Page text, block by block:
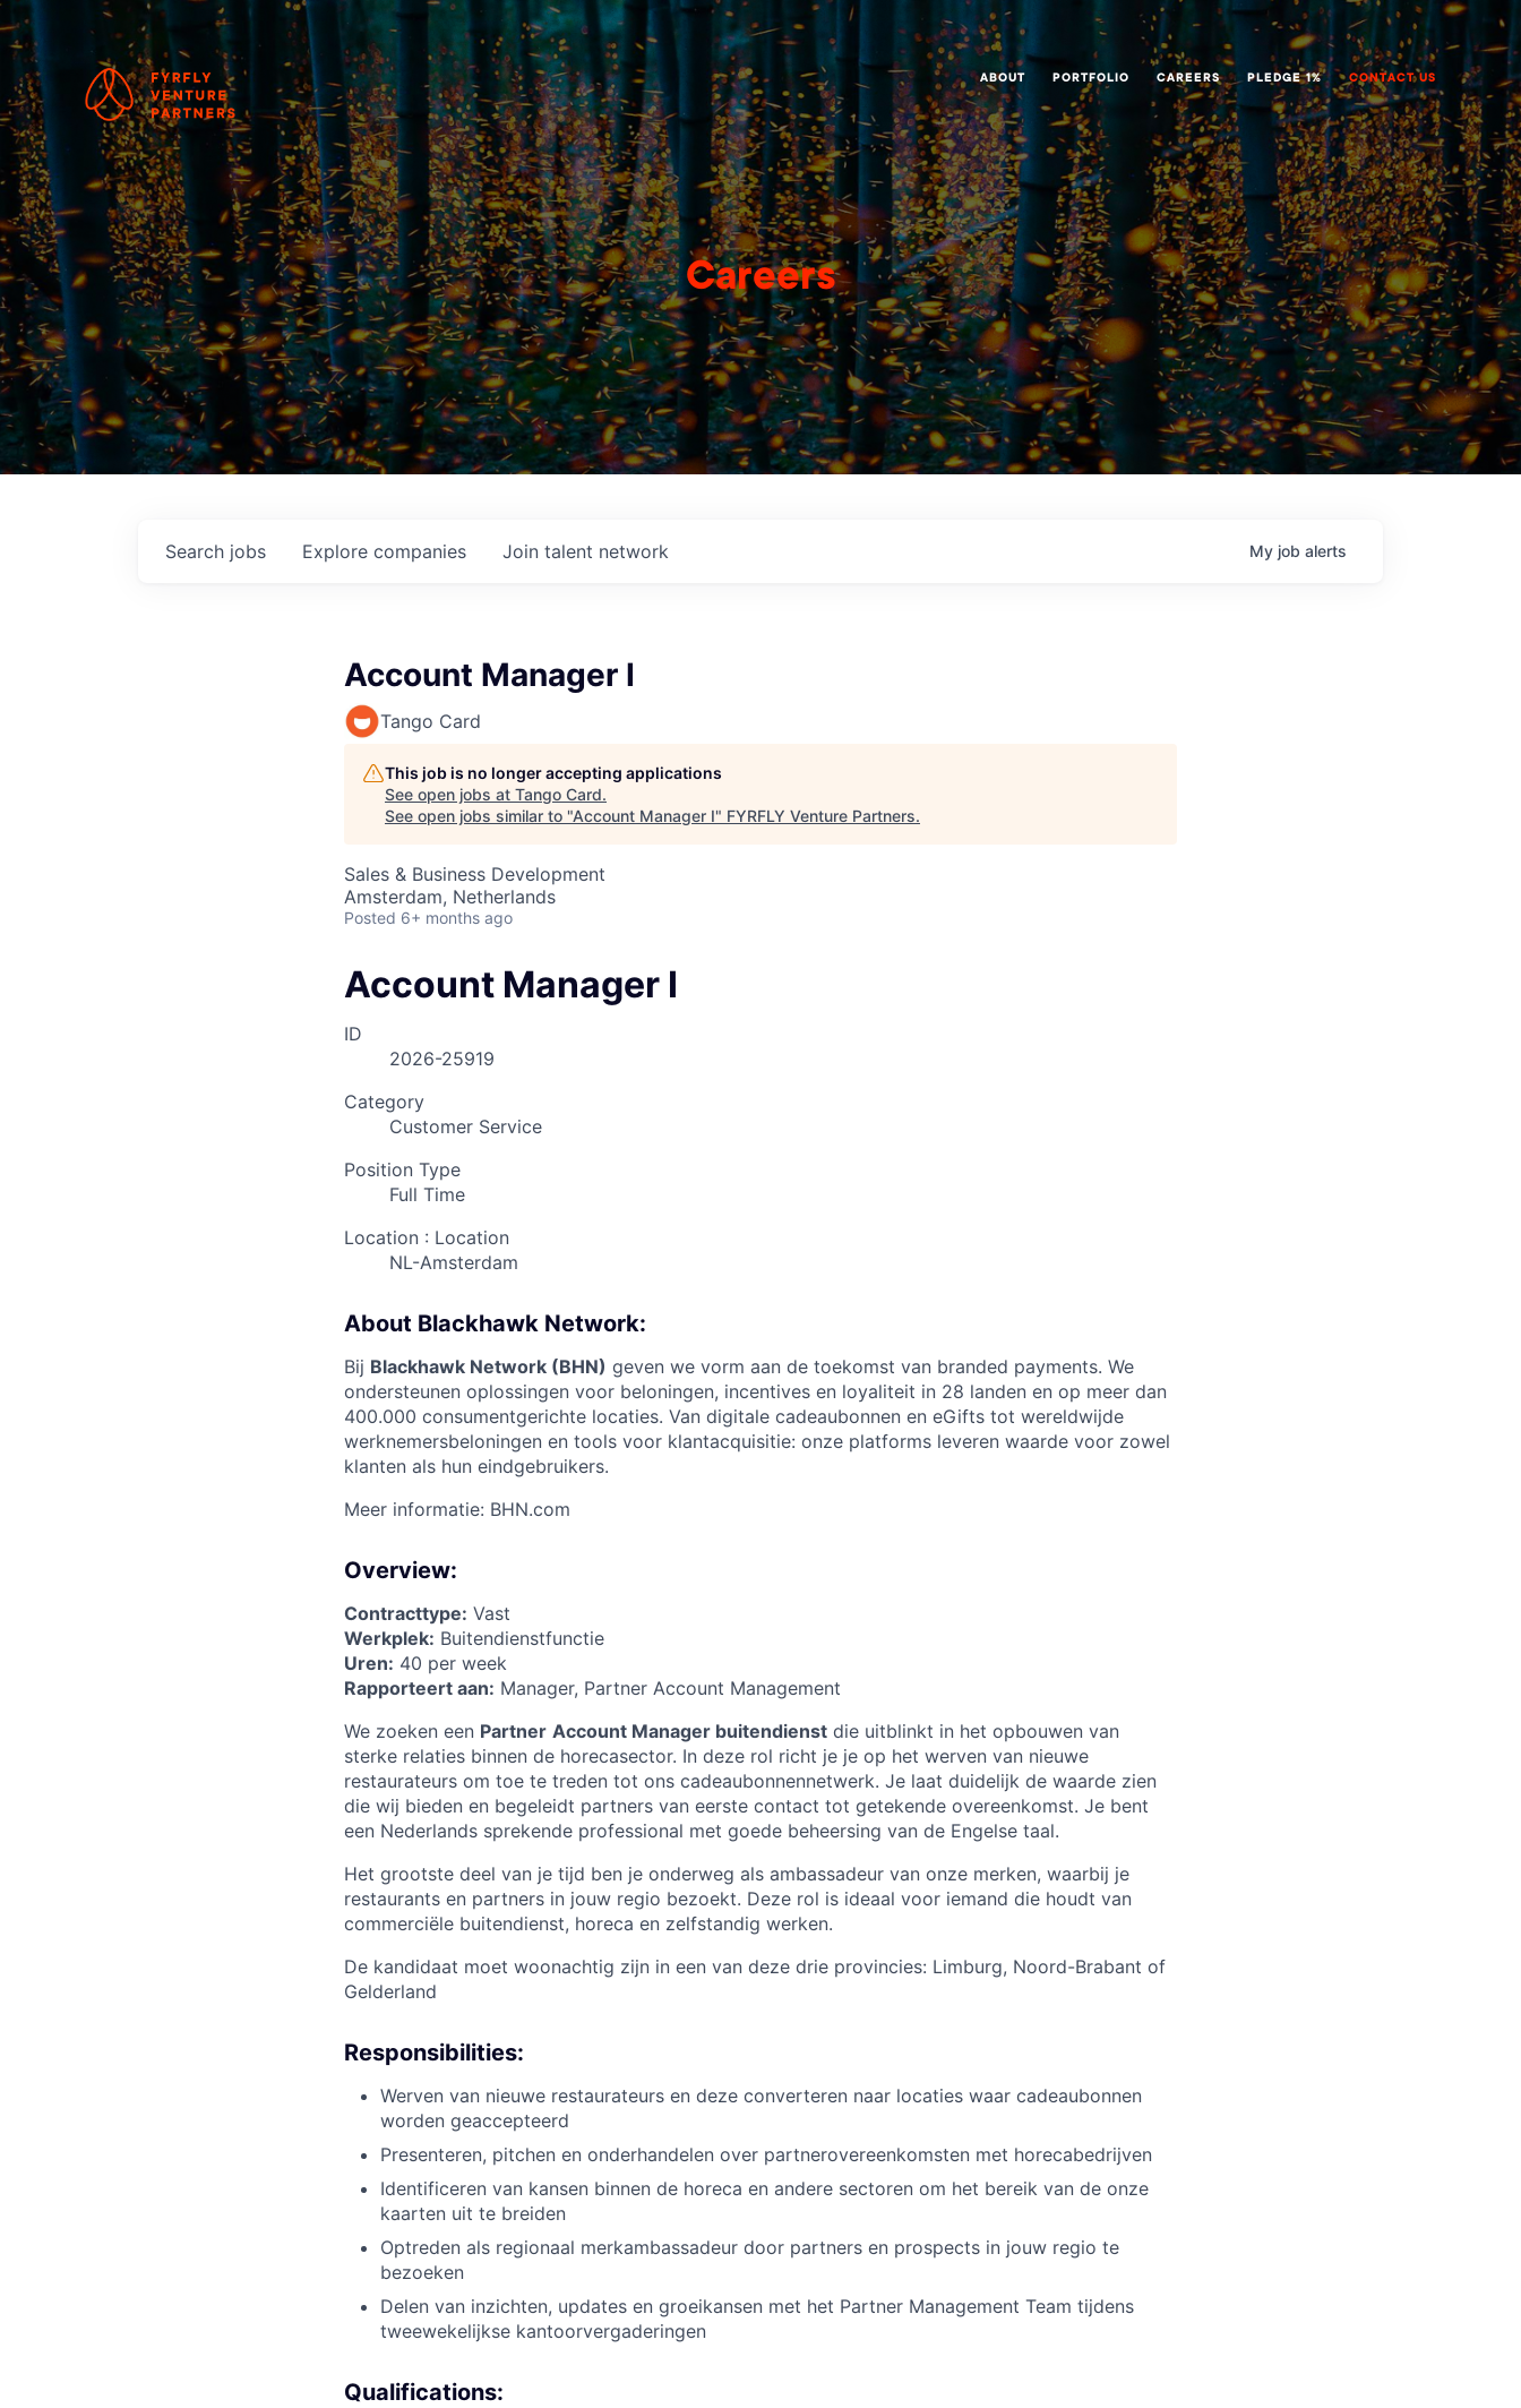
ABOUT PORTFOLIO CAREERS PLEDGE 1% CONTACT US
Careers
Search jobs Explore companies Join talent network My job alerts
Account Manager I
Tango Card
This job is no longer accepting applications
See open jobs at Tango Card.
See open jobs similar to "Account Manager I" FYRFLY Venture Partners.
Sales & Business Development
Amsterdam, Netherlands
Posted 6+ months ago
Account Manager I
ID
2026-25919
Category
Customer Service
Position Type
Full Time
Location : Location
NL-Amsterdam
About Blackhawk Network:
Bij Blackhawk Network (BHN) geven we vorm aan de toekomst van branded payments. We
ondersteunen oplossingen voor beloningen, incentives en loyaliteit in 28 landen en op meer dan
400.000 consumentgerichte locaties. Van digitale cadeaubonnen en eGifts tot wereldwijde
werknemersbeloningen en tools voor klantacquisitie: onze platforms leveren waarde voor zowel
klanten als hun eindgebruikers.
Meer informatie: BHN.com
Overview:
Contracttype: Vast
Werkplek: Buitendienstfunctie
Uren: 40 per week
Rapporteert aan: Manager, Partner Account Management
We zoeken een Partner Account Manager buitendienst die uitblinkt in het opbouwen van
sterke relaties binnen de horecasector. In deze rol richt je je op het werven van nieuwe
restaurateurs om toe te treden tot ons cadeaubonnennetwerk. Je laat duidelijk de waarde zien
die wij bieden en begeleidt partners van eerste contact tot getekende overeenkomst. Je bent
een Nederlands sprekende professional met goede beheersing van de Engelse taal.
Het grootste deel van je tijd ben je onderweg als ambassadeur van onze merken, waarbij je
restaurants en partners in jouw regio bezoekt. Deze rol is ideaal voor iemand die houdt van
commerciële buitendienst, horeca en zelfstandig werken.
De kandidaat moet woonachtig zijn in een van deze drie provincies: Limburg, Noord-Brabant of
Gelderland
Responsibilities:
Werven van nieuwe restaurateurs en deze converteren naar locaties waar cadeaubonnen
worden geaccepteerd
Presenteren, pitchen en onderhandelen over partnerovereenkomsten met horecabedrijven
Identificeren van kansen binnen de horeca en andere sectoren om het bereik van de onze
kaarten uit te breiden
Optreden als regionaal merkambassadeur door partners en prospects in jouw regio te
bezoeken
Delen van inzichten, updates en groeikansen met het Partner Management Team tijdens
tweewekelijkse kantoorvergaderingen
Qualifications: